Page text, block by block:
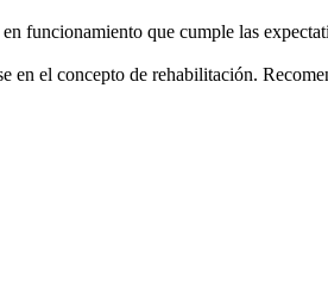
funcionamiento que cumple las
el concepto de rehabilitación.